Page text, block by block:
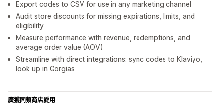
Export codes to CSV for use in any marketing channel
Audit store discounts for missing expirations, limits, and
eligibility
Measure performance with revenue, redemptions, and
average order value (AOV)
Streamline with direct integrations: sync codes to Klaviyo,
look up in Gorgias
廣獲同類商店愛用